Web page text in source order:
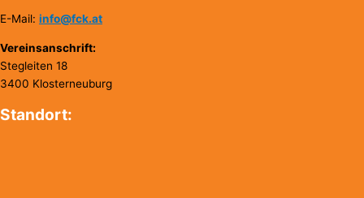
E-Mail: info@fck.at
Vereinsanschrift:
Stegleiten 18
3400 Klosterneuburg
Standort: